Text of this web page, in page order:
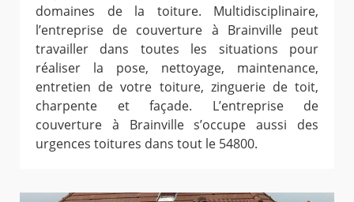
domaines de la toiture. Multidisciplinaire,
l’entreprise de couverture à Brainville peut
travailler dans toutes les situations pour
réaliser la pose, nettoyage, maintenance,
entretien de votre toiture, zinguerie de toit,
charpente et façade. L’entreprise de
couverture à Brainville s’occupe aussi des
urgences toitures dans tout le 54800.